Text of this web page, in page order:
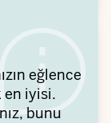
eğlence
en iyisi.
bunu